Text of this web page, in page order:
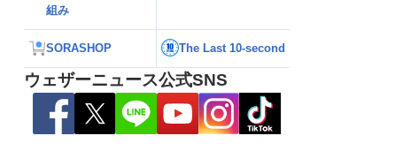
組み
SORASHOP The Last 10-second
ウェザーニュース公式SNS